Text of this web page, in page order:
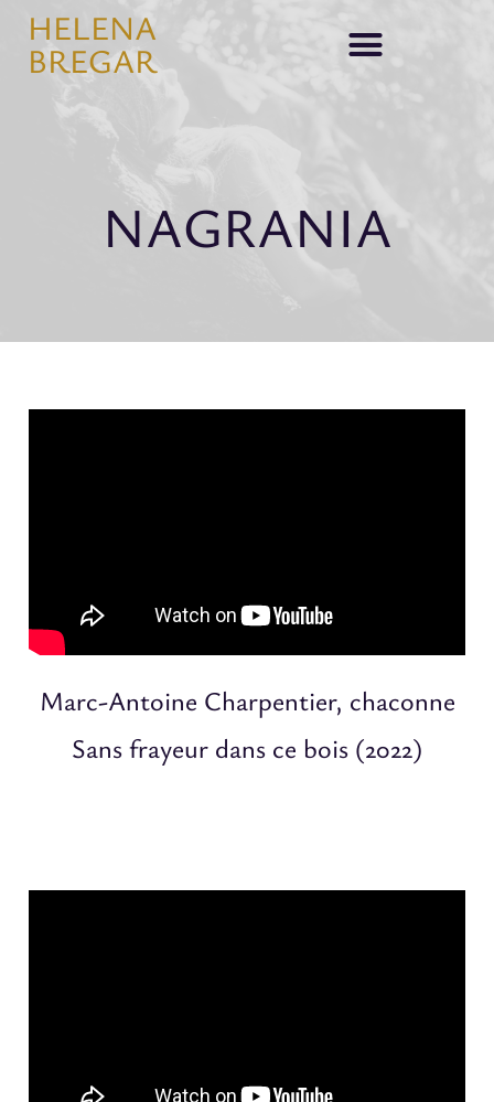
HELENA
BREGAR
NAGRANIA
Marc-Antoine Charpentier, chaconne
Sans frayeur dans ce bois (2022)